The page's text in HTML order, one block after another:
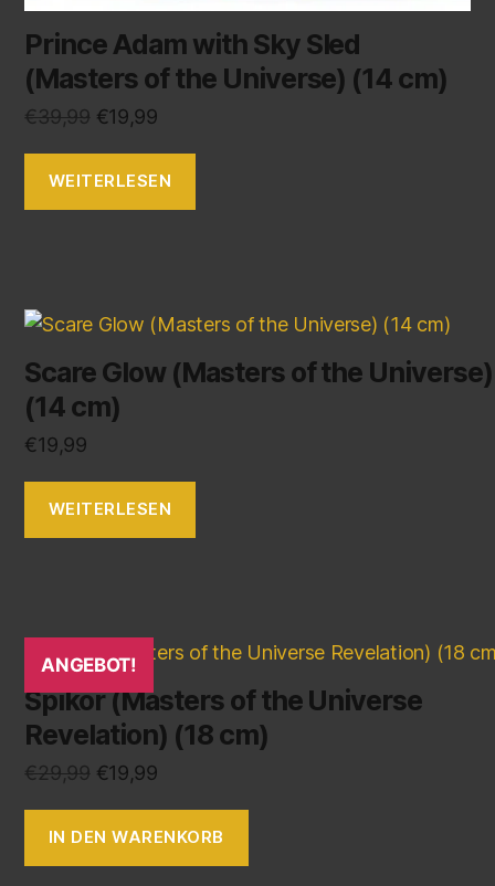
Prince Adam with Sky Sled
(Masters of the Universe) (14 cm)
€39,99 €19,99
WEITERLESEN
Scare Glow (Masters of the Universe)
(14 cm)
€19,99
WEITERLESEN
ANGEBOT!
Spikor (Masters of the Universe
Revelation) (18 cm)
€29,99 €19,99
IN DEN WARENKORB